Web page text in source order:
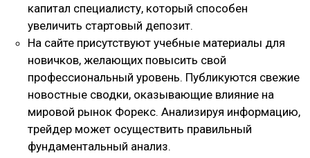
капитал специалисту, который способен
увеличить стартовый депозит.
На сайте присутствуют учебные материалы для
новичков, желающих повысить свой
профессиональный уровень. Публикуются свежие
новостные сводки, оказывающие влияние на
мировой рынок Форекс. Анализируя информацию,
трейдер может осуществить правильный
фундаментальный анализ.